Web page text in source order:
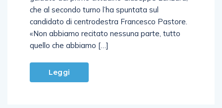
candidato di centrodestra Francesco Pastore.
«Non abbiamo recitato nessuna parte, tutto
quello che abbiamo […]
Leggi